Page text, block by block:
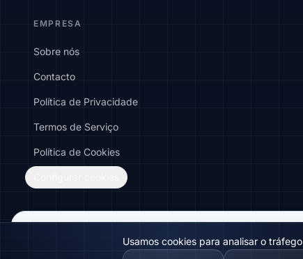
EMPRESA
Sobre nós
Contacto
Política de Privacidade
Termos de Serviço
Política de Cookies
Usamos cookies para analisar o